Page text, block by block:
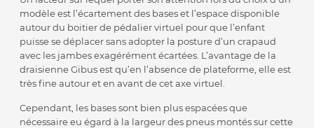
modèle est l’écartement des bases et l’espace disponible
autour du boitier de pédalier virtuel pour que l’enfant
puisse se déplacer sans adopter la posture d’un crapaud
avec les jambes exagérément écartées. L’avantage de la
draisienne Gibus est qu’en l’absence de plateforme, elle est
très fine autour et en avant de cet axe virtuel.
Cependant, les bases sont bien plus espacées que
nécessaire eu égard à la largeur des pneus montés sur cette